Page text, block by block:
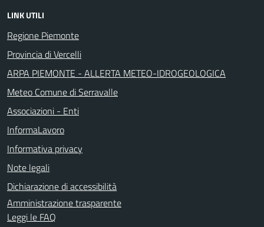
LINK UTILI
Regione Piemonte
Provincia di Vercelli
ARPA PIEMONTE - ALLERTA METEO-IDROGEOLOGICA
Meteo Comune di Serravalle
Associazioni - Enti
InformaLavoro
Informativa privacy
Note legali
Dichiarazione di accessibilità
Amministrazione trasparente
Leggi le FAQ